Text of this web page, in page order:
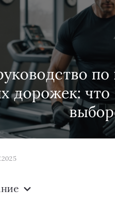
дорожек: